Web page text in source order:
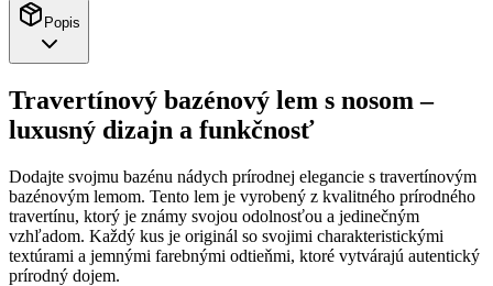
Popis
Travertínový bazénový lem s nosom –
luxusný dizajn a funkčnosť
Dodajte svojmu bazénu nádych prírodnej elegancie s travertínovým
bazénovým lemom. Tento lem je vyrobený z kvalitného prírodného
travertínu, ktorý je známy svojou odolnosťou a jedinečným
vzhľadom. Každý kus je originál so svojimi charakteristickými
textúrami a jemnými farebnými odtieňmi, ktoré vytvárajú autentický
prírodný dojem.